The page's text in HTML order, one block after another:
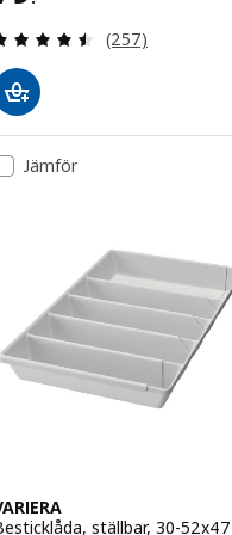
Recensera:
(257)
Jämför
ställbar, 30-52x47